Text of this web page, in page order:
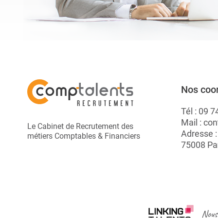
Le Cabinet de Recrutement des
métiers Comptables & Financiers
Nos
Tél : 09
Mail :
Adresse
75008